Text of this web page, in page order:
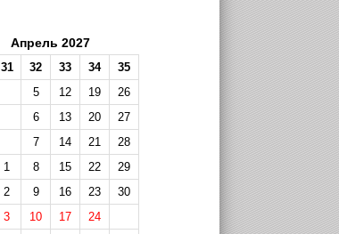
Апрель 2027
31 32 33 34
35
5 12 19
26
6 13 20
27
7 14 21
28
1 8 15 22
29
2 9 16 23
30
3 10 17
24